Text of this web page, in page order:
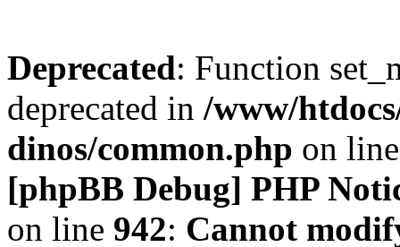
Deprecated: Function
deprecated in /www/
dinos/common.php on
[phpBB Debug] PHP
on line 942: Cannot